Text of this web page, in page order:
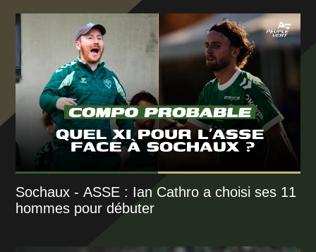
Sochaux - ASSE : Ian Cathro a choisi ses 11
hommes pour débuter